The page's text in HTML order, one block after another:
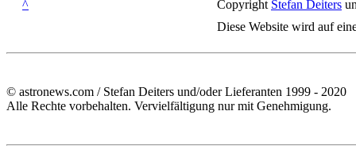
^ Copyright Stefan Deiters
Diese Website wird auf
© astronews.com / Stefan Deiters und/oder Lieferanten 1999 - 2020
Alle Rechte vorbehalten. Vervielfältigung nur mit Genehmigung.